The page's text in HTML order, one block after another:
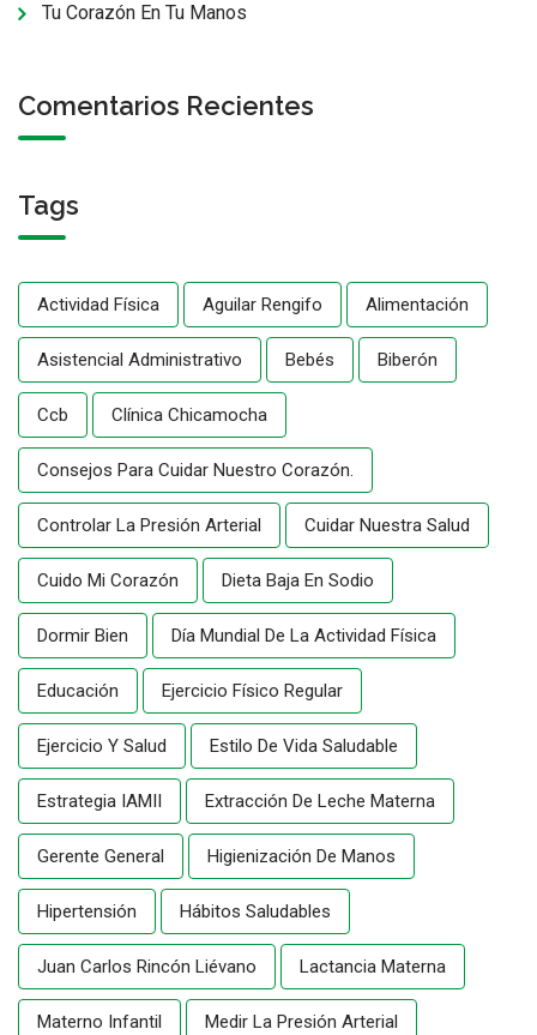
Tu Corazón En Tu Manos
Comentarios Recientes
Tags
Actividad Física Aguilar Rengifo Alimentación
Asistencial Administrativo Bebés Biberón
Ccb Clínica Chicamocha
Consejos Para Cuidar Nuestro Corazón.
Controlar La Presión Arterial Cuidar Nuestra Salud
Cuido Mi Corazón Dieta Baja En Sodio
Dormir Bien Día Mundial De La Actividad Física
Educación Ejercicio Físico Regular
Ejercicio Y Salud Estilo De Vida Saludable
Estrategia IAMII Extracción De Leche Materna
Gerente General Higienización De Manos
Hipertensión Hábitos Saludables
Juan Carlos Rincón Liévano Lactancia Materna
Materno Infantil Medir La Presión Arterial